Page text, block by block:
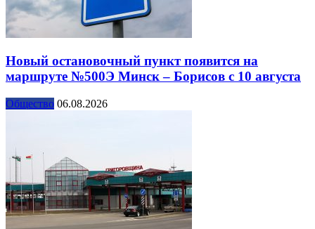
Новый остановочный пункт появится на
маршруте №500Э Минск – Борисов с 10 августа
Общество 06.08.2026